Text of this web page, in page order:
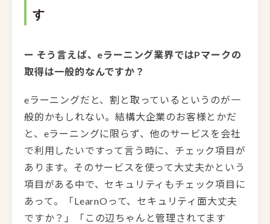
す
ー そう言えば、eラーニング業界ではPマークの
取得は一般的なんですか？
eラーニングだと、割と取っているというのが一
般的かもしれない。結構大企業のお客様とかだ
と、eラーニングに限らず、他のサービスを会社
で利用したいですって言う時に、チェック項目が
あります。そのサービスを使って大丈夫かという
項目がある中で、セキュリティもチェック項目に
あって。「LearnOって、セキュリティ面大丈夫
ですか？」「この辺ちゃんと管理されてます